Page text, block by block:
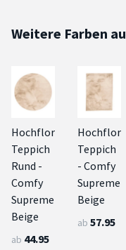
Weitere Farben
Hochflor
Teppich
Rund -
Comfy
Supreme
Beige
ab 44.95
Hochflor
Teppich
- Comfy
Supreme
Beige
ab 57.95